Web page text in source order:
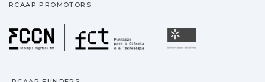
RCAAP PROMOTORS
Fundação para a